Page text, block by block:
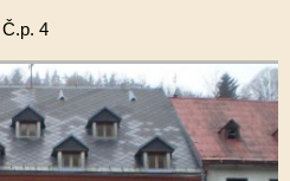
Č.p. 4